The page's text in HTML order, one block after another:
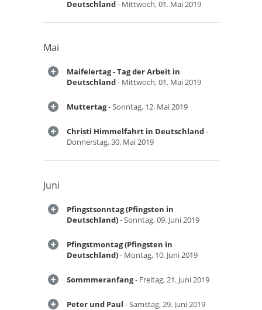
Deutschland- Mittwoch, 01. Mai 2019
Mai
Maifeiertag - Tag der Arbeit in
Deutschland- Mittwoch, 01. Mai 2019
Muttertag- Sonntag, 12. Mai 2019
Christi Himmelfahrt in Deutschland-
Donnerstag, 30. Mai 2019
Juni
Pfingstsonntag (Pfingsten in
Deutschland)- Sonntag, 09. Juni 2019
Pfingstmontag (Pfingsten in
Deutschland)- Montag, 10. Juni 2019
Sommmeranfang- Freitag, 21. Juni 2019
Peter und Paul - Samstag, 29. Juni 2019